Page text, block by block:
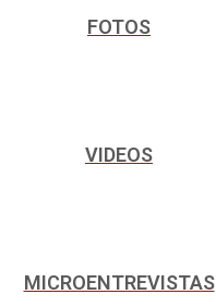
FOTOS
VIDEOS
MICROENTREVISTAS